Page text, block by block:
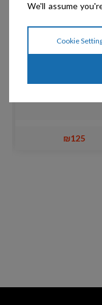
₪125
We'll assume
Cookie